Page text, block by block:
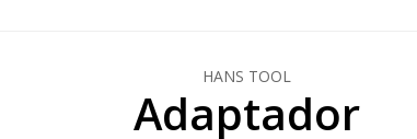
HANS TOOL
Adaptador